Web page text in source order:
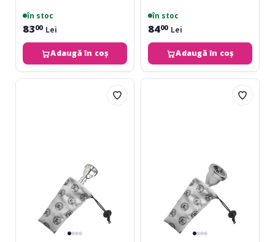
în stoc
8300 Lei
Adaugă în coș
în stoc
8400 Lei
Adaugă în coș
BG
BG